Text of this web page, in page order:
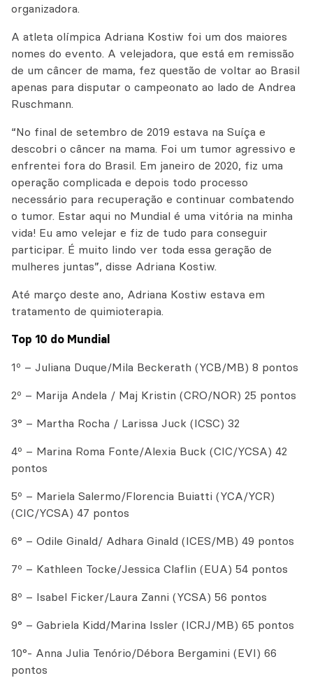
organizadora.
A atleta olímpica Adriana Kostiw foi um dos maiores
nomes do evento. A velejadora, que está em remissão
de um câncer de mama, fez questão de voltar ao Brasil
apenas para disputar o campeonato ao lado de Andrea
Ruschmann.
“No final de setembro de 2019 estava na Suíça e
descobri o câncer na mama. Foi um tumor agressivo e
enfrentei fora do Brasil. Em janeiro de 2020, fiz uma
operação complicada e depois todo processo
necessário para recuperação e continuar combatendo
o tumor. Estar aqui no Mundial é uma vitória na minha
vida! Eu amo velejar e fiz de tudo para conseguir
participar. É muito lindo ver toda essa geração de
mulheres juntas”, disse Adriana Kostiw.
Até março deste ano, Adriana Kostiw estava em
tratamento de quimioterapia.
Top 10 do Mundial
1º – Juliana Duque/Mila Beckerath (YCB/MB) 8 pontos
2º – Marija Andela / Maj Kristin (CRO/NOR) 25 pontos
3° – Martha Rocha / Larissa Juck (ICSC) 32
4º – Marina Roma Fonte/Alexia Buck (CIC/YCSA) 42
pontos
5º – Mariela Salermo/Florencia Buiatti (YCA/YCR)
(CIC/YCSA) 47 pontos
6° – Odile Ginald/ Adhara Ginald (ICES/MB) 49 pontos
7º – Kathleen Tocke/Jessica Claflin (EUA) 54 pontos
8º – Isabel Ficker/Laura Zanni (YCSA) 56 pontos
9° – Gabriela Kidd/Marina Issler (ICRJ/MB) 65 pontos
10°- Anna Julia Tenório/Débora Bergamini (EVI) 66
pontos